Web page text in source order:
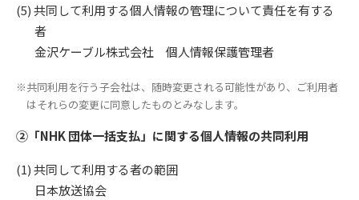
共同して利用する個人情報の管理について責任を有する
者
金沢ケーブル株式会社 個人情報保護管理者
※共同利用を行う子会社は、随時変更される可能性があり、ご利用者
はそれらの変更に同意したものとみなします。
②「NHK 団体一括支払」に関する個人情報の共同利用
共同して利用する者の範囲
日本放送協会